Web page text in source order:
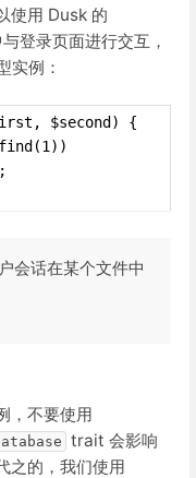
使用 Dusk 的
登录页面进行交互，
实例：
$second) {
会话在某个文件中
，不要使用
trait 会影响
之的，我们使用